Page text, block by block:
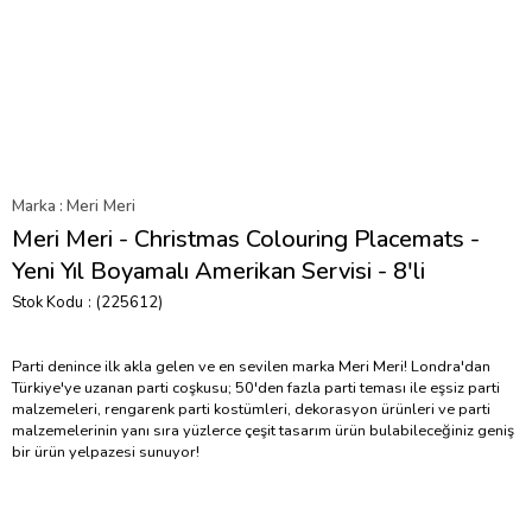
Marka : Meri Meri
Meri Meri - Christmas Colouring Placemats -
Yeni Yıl Boyamalı Amerikan Servisi - 8'li
Stok Kodu (225612)
Parti denince ilk akla gelen ve en sevilen marka Meri Meri! Londra'dan
Türkiye'ye uzanan parti coşkusu; 50'den fazla parti teması ile eşsiz parti
malzemeleri, rengarenk parti kostümleri, dekorasyon ürünleri ve parti
malzemelerinin yanı sıra yüzlerce çeşit tasarım ürün bulabileceğiniz geniş
bir ürün yelpazesi sunuyor!